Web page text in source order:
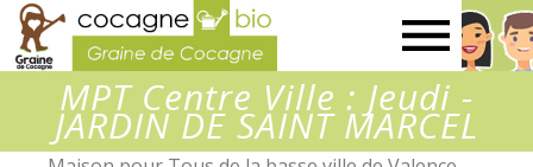
de
MPT Centre Ville : Jeudi -
JARDIN DE SAINT MARCEL